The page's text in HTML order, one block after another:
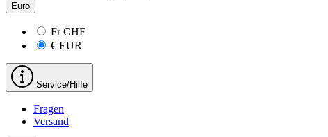
Euro
FrCHF
€ EUR
Service/Hilfe
Fragen
Versand